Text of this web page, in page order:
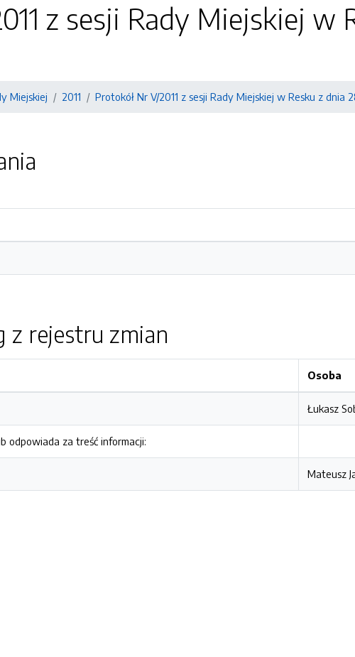
z sesji Rady Miejskiej w
Miejskiej 2011 Protokół Nr V/2011 z sesji Rady Miejskiej w Resku z dnia
z rejestru zmian
Osoba
Łukasz
odpowiada za treść informacji:
Mateusz